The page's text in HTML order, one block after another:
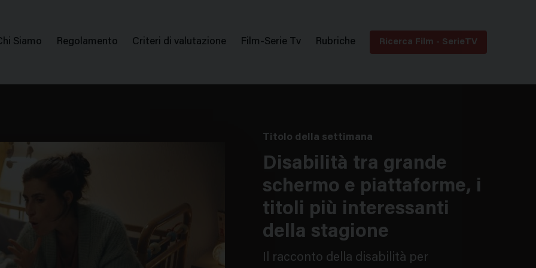
Siamo Regolamento Criteri di valutazione Film-Serie Tv Rubriche Ricerca Film - SerieTV
Titolo della settimana
Disabilità tra grande
schermo e piattaforme, i
titoli più interessanti
della stagione
Il racconto della disabilità per